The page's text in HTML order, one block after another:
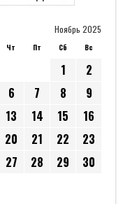
Ноябрь 2025
Чт Пт Сб Вс
1
2
6 7 8
9
13 14 15
16
20 21 22
23
27 28 29
30